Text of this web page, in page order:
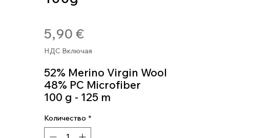
5,90 €Цена
НДС Включая
52% Merino Virgin Wool
48% PC Microfiber
100 g - 125 m
6.5m
Colour 611
Количество *